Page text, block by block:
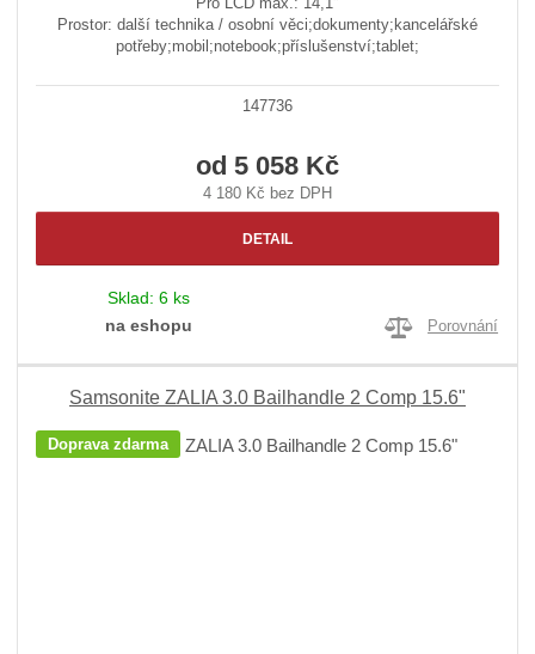
Prostor: další technika / osobní věci;dokumenty;kancelářské
potřeby;mobil;notebook;příslušenství;tablet;
147736
od 5 058 Kč
4 180 Kč bez DPH
DETAIL
Sklad: 6 ks
na eshopu
Porovnání
Samsonite ZALIA 3.0 Bailhandle 2 Comp 15.6"
Doprava zdarma